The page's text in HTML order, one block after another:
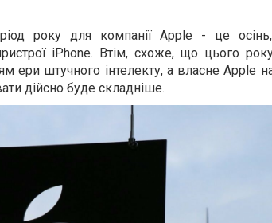
року для компанії Apple - це
iPhone. Втім, схоже, що цього
ери штучного інтелекту, а власне Apple
дійсно буде складніше.